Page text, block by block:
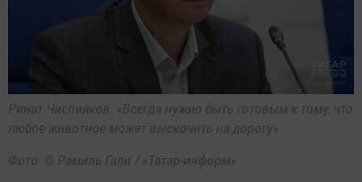
Ринат Чиспияков: «Всегда нужно быть готовым к тому, что
любое животное может выскочить на дорогу»
Фото: © Рамиль Гали / «Татар-информ»